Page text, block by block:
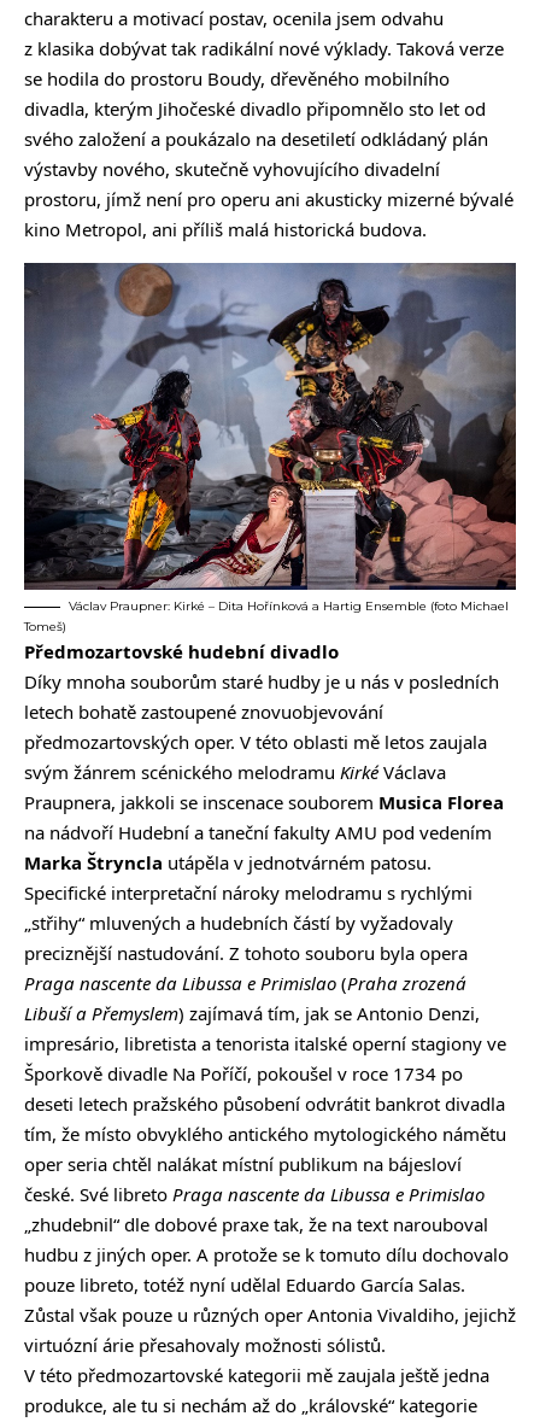
charakteru a motivací postav, ocenila jsem odvahu
z klasika dobývat tak radikální nové výklady. Taková verze
se hodila do prostoru Boudy, dřevěného mobilního
divadla, kterým Jihočeské divadlo připomnělo sto let od
svého založení a poukázalo na desetiletí odkládaný plán
výstavby nového, skutečně vyhovujícího divadelní
prostoru, jímž není pro operu ani akusticky mizerné bývalé
kino Metropol, ani příliš malá historická budova.
Václav Praupner: Kirké – Dita Hořínková a Hartig Ensemble (foto Michael
Tomeš)
Předmozartovské hudební divadlo
Díky mnoha souborům staré hudby je u nás v posledních
letech bohatě zastoupené znovuobjevování
předmozartovských oper. V této oblasti mě letos zaujala
svým žánrem scénického melodramu KirkéVáclava
Praupnera, jakkoli se inscenace souborem Musica Florea
na nádvoří Hudební a taneční fakulty AMU pod vedením
Marka Štryncla utápěla v jednotvárném patosu.
Specifické interpretační nároky melodramu s rychlými
„střihy“ mluvených a hudebních částí by vyžadovaly
preciznější nastudování. Z tohoto souboru byla opera
Praga nascente da Libussa e Primislao (Praha zrozená
Libuší a Přemyslem) zajímavá tím, jak se Antonio Denzi,
impresário, libretista a tenorista italské operní stagiony ve
Šporkově divadle Na Poříčí, pokoušel v roce 1734 po
deseti letech pražského působení odvrátit bankrot divadla
tím, že místo obvyklého antického mytologického námětu
oper seria chtěl nalákat místní publikum na bájesloví
české. Své libreto Praga nascente da Libussa e Primislao
„zhudebnil“ dle dobové praxe tak, že na text narouboval
hudbu z jiných oper. A protože se k tomuto dílu dochovalo
pouze libreto, totéž nyní udělal Eduardo García Salas.
Zůstal však pouze u různých oper Antonia Vivaldiho, jejichž
virtuózní árie přesahovaly možnosti sólistů.
V této předmozartovské kategorii mě zaujala ještě jedna
produkce, ale tu si nechám až do „královské“ kategorie